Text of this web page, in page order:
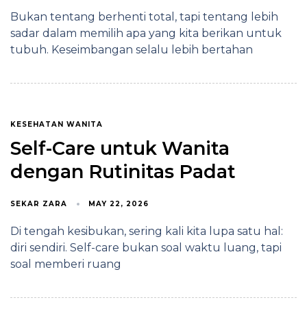
Bukan tentang berhenti total, tapi tentang lebih
sadar dalam memilih apa yang kita berikan untuk
tubuh. Keseimbangan selalu lebih bertahan
KESEHATAN WANITA
Self-Care untuk Wanita
dengan Rutinitas Padat
SEKAR ZARA MAY 22, 2026
Di tengah kesibukan, sering kali kita lupa satu hal:
diri sendiri. Self-care bukan soal waktu luang, tapi
soal memberi ruang